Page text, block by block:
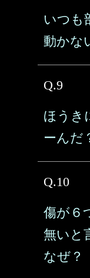
いつも
動かな
Q.9
ほうき
ーんだ
Q.10
傷が６
無いと
なぜ？